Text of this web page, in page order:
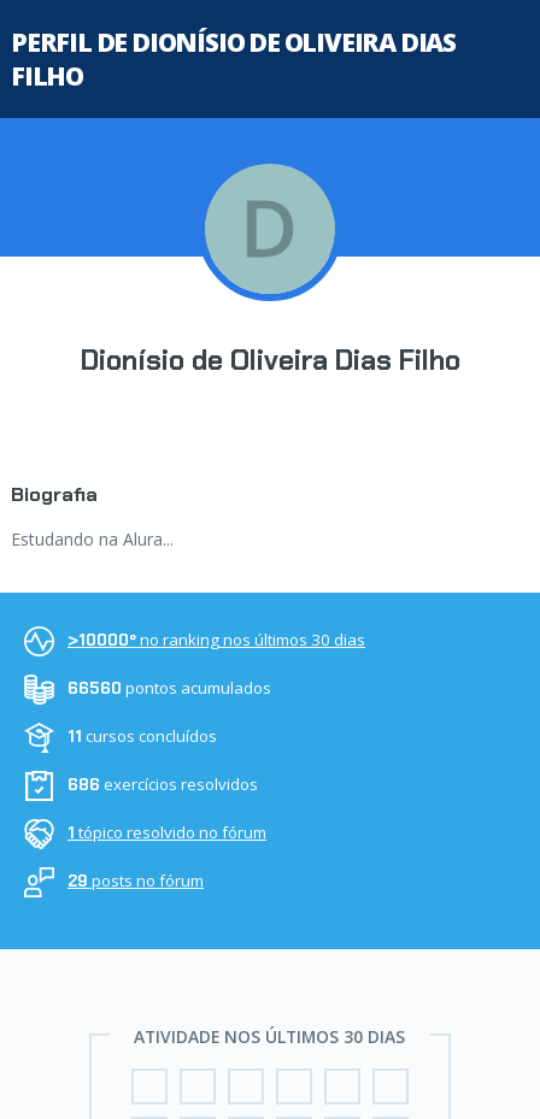
PERFIL DE DIONÍSIO DE OLIVEIRA DIAS
FILHO
Dionísio de Oliveira Dias Filho
Biografia
Estudando na Alura...
>10000ºno ranking nos últimos 30 dias
66560 pontos acumulados
11 cursos concluídos
686 exercícios resolvidos
1 tópico resolvido no fórum
29 posts no fórum
ATIVIDADE NOS ÚLTIMOS 30 DIAS